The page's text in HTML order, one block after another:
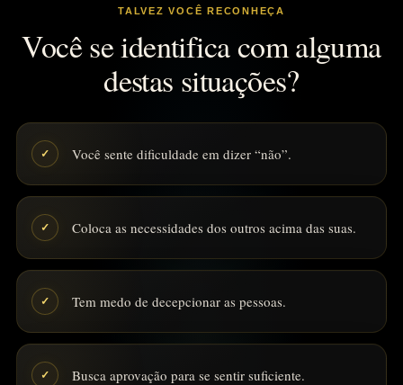
TALVEZ VOCÊ RECONHEÇA
Você se identifica com alguma
destas situações?
✓ Você sente dificuldade em dizer “não”.
✓ Coloca as necessidades dos outros acima das suas.
✓ Tem medo de decepcionar as pessoas.
✓ Busca aprovação para se sentir suficiente.